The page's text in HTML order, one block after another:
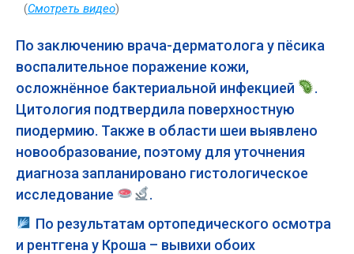
(Смотреть видео)
По заключению врача-дерматолога у пёсика
воспалительное поражение кожи,
осложнённое бактериальной инфекцией
.
Цитология подтвердила поверхностную
пиодермию. Также в области шеи выявлено
новообразование, поэтому для уточнения
диагноза запланировано гистологическое
исследование
.
По результатам ортопедического осмотра
и рентгена у Кроша – вывихи обоих